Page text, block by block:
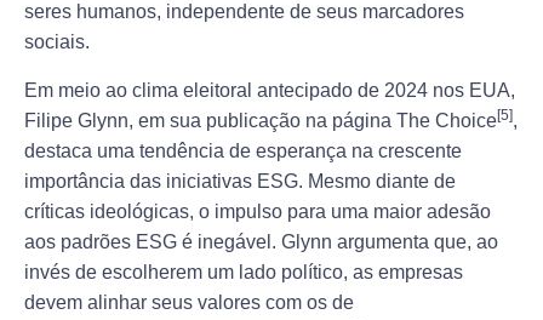
seres humanos, independente de seus marcadores
sociais.
Em meio ao clima eleitoral antecipado de 2024 nos EUA,
Filipe Glynn, em sua publicação na página The Choice[5],
destaca uma tendência de esperança na crescente
importância das iniciativas ESG. Mesmo diante de
críticas ideológicas, o impulso para uma maior adesão
aos padrões ESG é inegável. Glynn argumenta que, ao
invés de escolherem um lado político, as empresas
devem alinhar seus valores com os de